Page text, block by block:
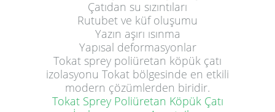
Çatıdan su sızıntıları
Rutubet ve küf oluşumu
Yazın aşırı ısınma
Yapısal deformasyonlar
Tokat sprey poliüretan köpük çatı
izolasyonu Tokat bölgesinde en etkili
modern çözümlerden biridir.
Tokat Sprey Poliüretan Köpük Çatı